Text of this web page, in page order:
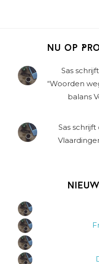
Nu op
Sas schrijft
“Woorden
balans
Sas schrijft